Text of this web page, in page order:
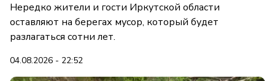
Нередко жители и гости Иркутской области
оставляют на берегах мусор, который будет
разлагаться сотни лет.
04.08.2026 - 22:52